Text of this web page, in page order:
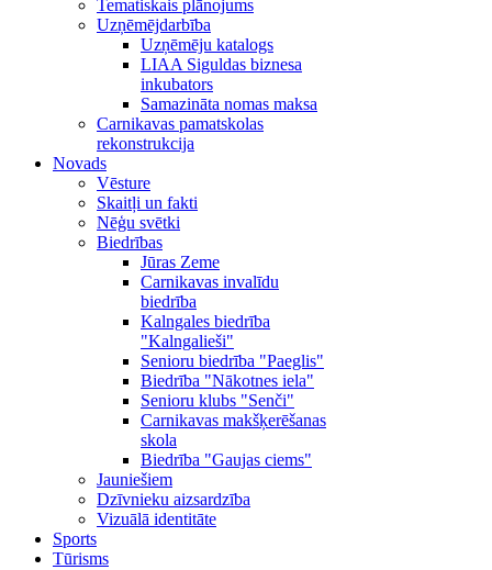
Tematiskais plānojums
Uzņēmējdarbība
Uzņēmēju katalogs
LIAA Siguldas biznesa
inkubators
Samazināta nomas maksa
Carnikavas pamatskolas
rekonstrukcija
Novads
Vēsture
Skaitļi un fakti
Nēģu svētki
Biedrības
Jūras Zeme
Carnikavas invalīdu
biedrība
Kalngales biedrība
"Kalngalieši"
Senioru biedrība "Paeglis"
Biedrība "Nākotnes iela"
Senioru klubs "Senči"
Carnikavas makšķerēšanas
skola
Biedrība "Gaujas ciems"
Jauniešiem
Dzīvnieku aizsardzība
Vizuālā identitāte
Sports
Tūrisms